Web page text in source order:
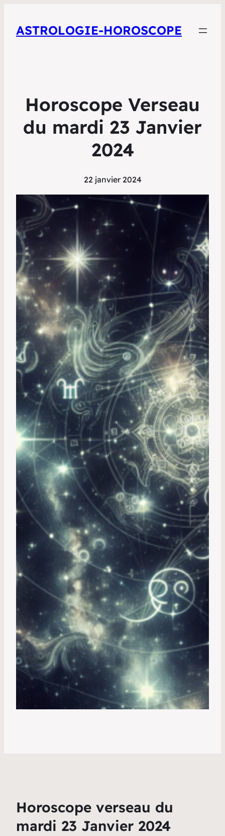
ASTROLOGIE-HOROSCOPE
Horoscope Verseau
du mardi 23 Janvier
2024
22 janvier 2024
Horoscope verseau du
mardi 23 Janvier 2024